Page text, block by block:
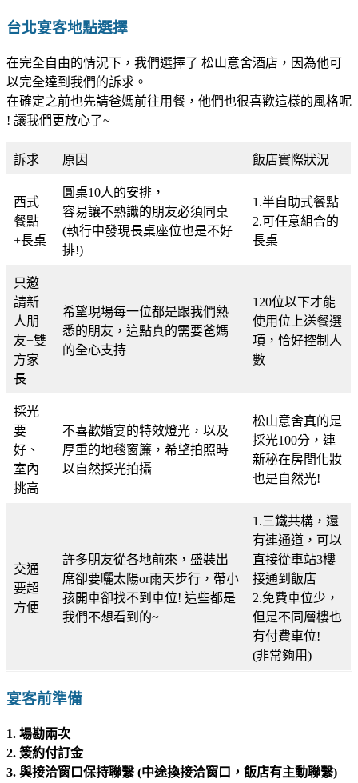
台北宴客地點選擇
在完全自由的情況下，我們選擇了 松山意舍酒店，因為他可
以完全達到我們的訴求。
在確定之前也先請爸媽前往用餐，他們也很喜歡這樣的風格呢
! 讓我們更放心了~
訴求 原因 飯店實際狀況
西式
餐點
+長桌
圓桌10人的安排，
容易讓不熟識的朋友必須同桌
(執行中發現長桌座位也是不好
排!)
1.半自助式餐點
2.可任意組合的
長桌
只邀
請新
人朋
友+雙
方家
長
希望現場每一位都是跟我們熟
悉的朋友，這點真的需要爸媽
的全心支持
120位以下才能
使用位上送餐選
項，恰好控制人
數
採光
要
好、
室內
挑高
不喜歡婚宴的特效燈光，以及
厚重的地毯窗簾，希望拍照時
以自然採光拍攝
松山意舍真的是
採光100分，連
新秘在房間化妝
也是自然光!
交通
要超
方便
許多朋友從各地前來，盛裝出
席卻要曬太陽or雨天步行，帶小
孩開車卻找不到車位! 這些都是
我們不想看到的~
1.三鐵共構，還
有連通道，可以
直接從車站3樓
接通到飯店
2.免費車位少，
但是不同層樓也
有付費車位!
(非常夠用)
宴客前準備
1. 場勘兩次
2. 簽約付訂金
3. 與接洽窗口保持聯繫 (中途換接洽窗口，飯店有主動聯繫)